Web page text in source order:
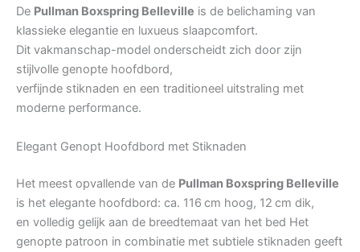
De Pullman Boxspring Belleville is de belichaming van
klassieke elegantie en luxueus slaapcomfort.
Dit vakmanschap-model onderscheidt zich door zijn
stijlvolle genopte hoofdbord,
verfijnde stiknaden en een traditioneel uitstraling met
moderne performance.
Elegant Genopt Hoofdbord met Stiknaden
Het meest opvallende van de Pullman Boxspring Belleville
is het elegante hoofdbord: ca. 116 cm hoog, 12 cm dik,
en volledig gelijk aan de breedtemaat van het bed Het
genopte patroon in combinatie met subtiele stiknaden geeft